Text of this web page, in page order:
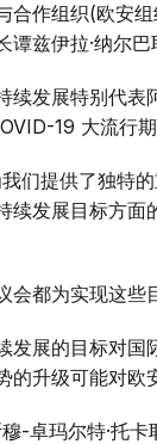
合作组织(欧安
兹伊拉·纳尔
续发展特别代
19 大流行
们提供了独特
续发展目标方
会都为实现这些
发展的目标对国
的升级可能对欧
-卓玛尔特·托